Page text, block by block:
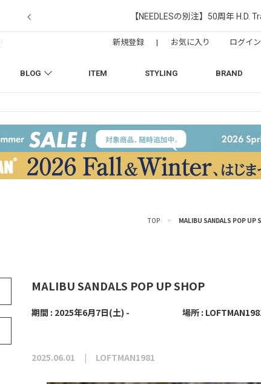
【NEEDLESの別注】50周年 H.D.
BLOG ITEM STYLING BRAND
新規登録 | お気に入り ログイン
TOP > MALIBU SANDALS POP UP
MALIBU SANDALS POP UP SHOP
期間 : 2025年6月7日(土) - 場所 :
2025.06.01 LOFTMAN1981